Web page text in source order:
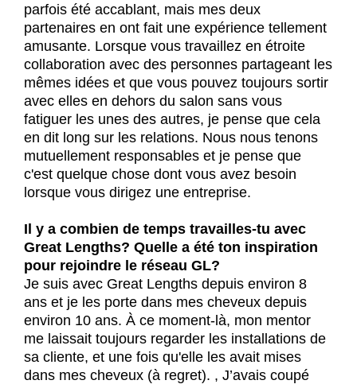
parfois été accablant, mais mes deux
partenaires en ont fait une expérience tellement
amusante. Lorsque vous travaillez en étroite
collaboration avec des personnes partageant les
mêmes idées et que vous pouvez toujours sortir
avec elles en dehors du salon sans vous
fatiguer les unes des autres, je pense que cela
en dit long sur les relations. Nous nous tenons
mutuellement responsables et je pense que
c'est quelque chose dont vous avez besoin
lorsque vous dirigez une entreprise.
Il y a combien de temps travailles-tu avec
Great Lengths? Quelle a été ton inspiration
pour rejoindre le réseau GL?
Je suis avec Great Lengths depuis environ 8
ans et je les porte dans mes cheveux depuis
environ 10 ans. À ce moment-là, mon mentor
me laissait toujours regarder les installations de
sa cliente, et une fois qu'elle les avait mises
dans mes cheveux (à regret). , J’avais coupé